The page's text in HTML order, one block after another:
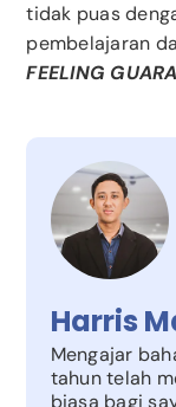
tidak puas
pembelajaran
FEELING
Harris
Mengajar
tahun telah
biasa bagi